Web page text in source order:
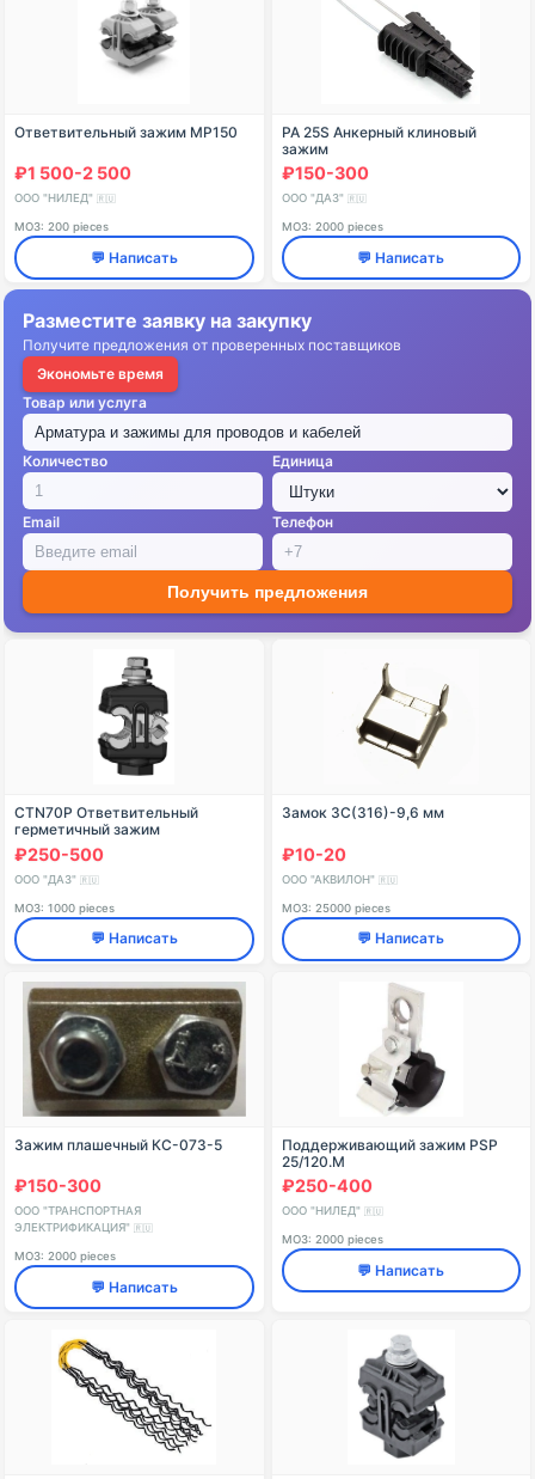
Ответвительный зажим MP150
₽1 500-2 500
ООО "НИЛЕД" 🇷🇺
МОЗ: 200 pieces
💬 Написать
РА 25S Анкерный клиновый
зажим
₽150-300
ООО "ДАЗ" 🇷🇺
МОЗ: 2000 pieces
💬 Написать
Разместите заявку на закупку
Получите предложения от проверенных поставщиков
Экономьте время
Товар или услуга
Количество Единица
Email Телефон
Получить предложения
СТN70Р Ответвительный
герметичный зажим
₽250-500
ООО "ДАЗ" 🇷🇺
МОЗ: 1000 pieces
💬 Написать
Замок ЗС(316)-9,6 мм
₽10-20
ООО "АКВИЛОН" 🇷🇺
МОЗ: 25000 pieces
💬 Написать
Зажим плашечный КС-073-5
₽150-300
ООО "ТРАНСПОРТНАЯ
ЭЛЕКТРИФИКАЦИЯ"
🇷🇺
МОЗ: 2000 pieces
💬 Написать
Поддерживающий зажим PSP
25/120.M
₽250-400
ООО "НИЛЕД" 🇷🇺
МОЗ: 2000 pieces
💬 Написать